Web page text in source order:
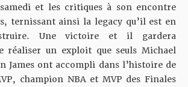
et les critiques à son encontre
ternissant ainsi la legacy qu’il est en
Une victoire et il gardera
réaliser un exploit que seuls Michael
James ont accompli dans l’histoire de
champion NBA et MVP des Finales